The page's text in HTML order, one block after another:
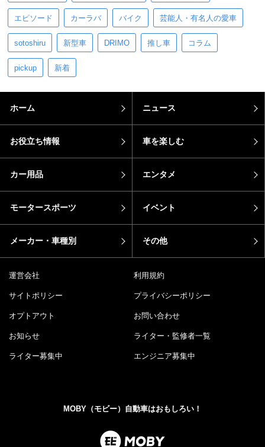
エピソード カーラバ バイク 芸能人・有名人の愛車
sotoshiru 新型車 DRIMO 推し車 コラム
pickup 新着
ホーム ニュース
お役立ち情報 車を楽しむ
カー用品 エンタメ
モータースポーツ イベント
メーカー・車種別 その他
運営会社 利用規約
サイトポリシー プライバシーポリシー
オプトアウト お問い合わせ
お知らせ ライター・監修者一覧
ライター募集中 エンジニア募集中
MOBY（モビー）自動車はおもしろい！